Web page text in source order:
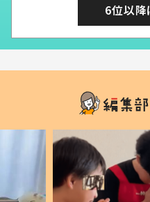
6位以降